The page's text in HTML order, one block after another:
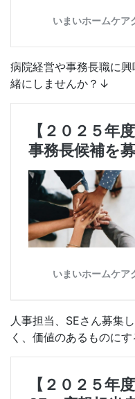
病院経営や事務長職に
緒にしませんか？↓
人事担当、SEさん募集
く、価値のあるものに